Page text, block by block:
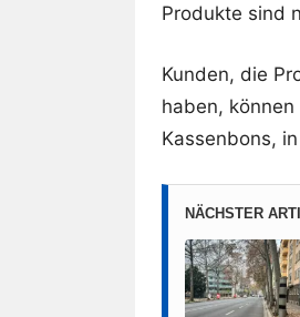
Produkte sind
Kunden, die
haben,
Kassenbons,
NÄCHSTER